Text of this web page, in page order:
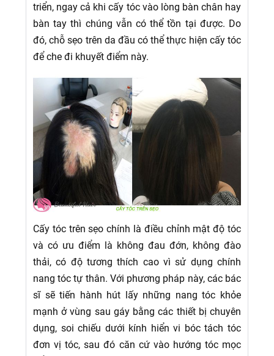
triển, ngay cả khi cấy tóc vào lòng bàn chân hay
bàn tay thì chúng vẫn có thể tồn tại được. Do
đó, chỗ sẹo trên da đầu có thể thực hiện cấy tóc
để che đi khuyết điểm này.
Cấy tóc trên sẹo chính là điều chỉnh mật độ tóc
và có ưu điểm là không đau đớn, không đào
thải, có độ tương thích cao vì sử dụng chính
nang tóc tự thân. Với phương pháp này, các bác
sĩ sẽ tiến hành hút lấy những nang tóc khỏe
mạnh ở vùng sau gáy bằng các thiết bị chuyên
dụng, soi chiếu dưới kính hiển vi bóc tách tóc
đơn vị tóc, sau đó căn cứ vào hướng tóc mọc